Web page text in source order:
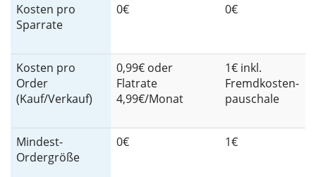
Kosten pro
Sparrate
0€ 0€
Kosten pro
Order
(Kauf/Verkauf)
0,99€ oder
Flatrate
4,99€/Monat
1€ inkl.
Fremdkosten-
pauschale
Mindest-
Ordergröße
0€ 1€